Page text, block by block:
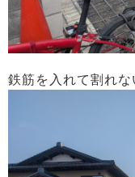
鉄筋を入れて割れな